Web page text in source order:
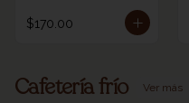
$170.00
Cafetería frío Ver más